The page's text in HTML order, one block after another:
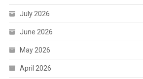
July 2026
June 2026
May 2026
April 2026